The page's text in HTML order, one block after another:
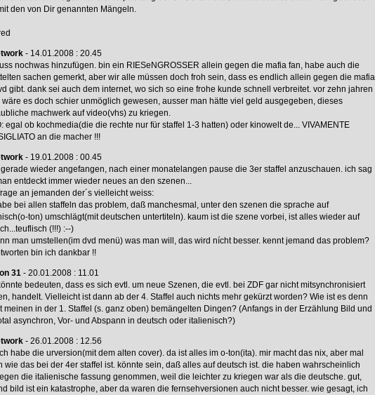
den von Dir genannten Mängeln.
- 14.01.2008 : 20.45
nochwas hinzufügen. bin ein RIESeNGROSSER allein gegen die mafia fan, habe auch die
sachen gemerkt, aber wir alle müssen doch froh sein, dass es endlich allein gegen die mafia
gibt. dank sei auch dem internet, wo sich so eine frohe kunde schnell verbreitet. vor zehn jahren
wäre es doch schier unmöglich gewesen, ausser man hätte viel geld ausgegeben, dieses
machwerk auf video(vhs) zu kriegen.
egal ob kochmedia(die die rechte nur für staffel 1-3 hatten) oder kinowelt de... VIVAMENTE
an die macher !!!
- 19.01.2008 : 00.45
wieder angefangen, nach einer monatelangen pause die 3er staffel anzuschauen. ich sag
entdeckt immer wieder neues an den szenen...
an jemanden der´s vielleicht weiss:
bei allen staffeln das problem, daß manchesmal, unter den szenen die sprache auf
ton) umschlägt(mit deutschen untertiteln). kaum ist die szene vorbei, ist alles wieder auf
(!!!) :--)
man umstellen(im dvd menü) was man will, das wird nícht besser. kennt jemand das problem?
bin ich dankbar !!
31- 20.01.2008 : 11.01
bedeuten, dass es sich evtl. um neue Szenen, die evtl. bei ZDF gar nicht mitsynchronisiert
handelt. Vielleicht ist dann ab der 4. Staffel auch nichts mehr gekürzt worden? Wie ist es denn
meinen in der 1. Staffel (s. ganz oben) bemängelten Dingen? (Anfangs in der Erzählung Bild und
asynchron, Vor- und Abspann in deutsch oder italienisch?)
- 26.01.2008 : 12.56
habe die urversion(mit dem alten cover). da ist alles im o-ton(ita). mir macht das nix, aber mal
wie das bei der 4er staffel ist. könnte sein, daß alles auf deutsch ist. die haben wahrscheinlich
die italienische fassung genommen, weil die leichter zu kriegen war als die deutsche. gut,
bild ist ein katastrophe, aber da waren die fernsehversionen auch nicht besser. wie gesagt, ich